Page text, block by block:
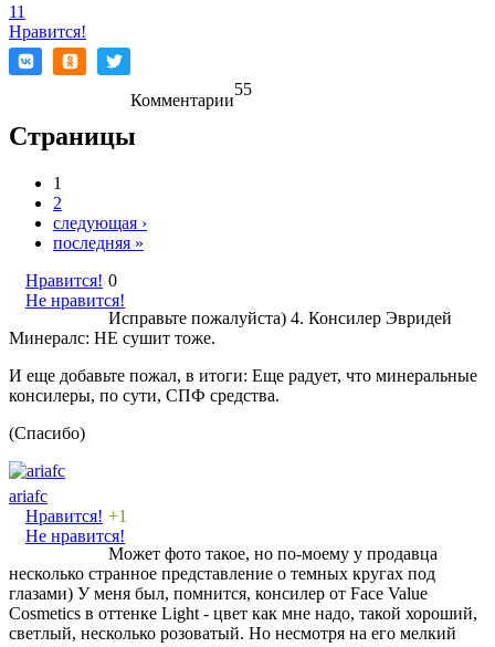
11
Нравится!
Комментарии
55
Страницы
1
2
следующая ›
последняя »
Нравится!
Не нравится!
0
Исправьте пожалуйста) 4. Консилер Эвридей
Минералс: НЕ сушит тоже.
И еще добавьте пожал, в итоги: Еще радует, что минеральные
консилеры, по сути, СПФ средства.
(Спасибо)
ariafc
Нравится!
Не нравится!
+1
Может фото такое, но по-моему у продавца
несколько странное представление о темных кругах под
глазами) У меня был, помнится, консилер от Face Value
Cosmetics в оттенке Light - цвет как мне надо, такой хороший,
светлый, несколько розоватый. Но несмотря на его мелкий